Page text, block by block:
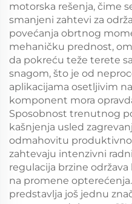
motorska rešenja, čime
smanjeni zahtevi za
povećanja obrtnog
mehaničku prednost,
da pokreću teže terete
snagom, što je od
aplikacijama osetljivim
komponent mora
Sposobnost trenutnog
kašnjenja usled
odmahovitu
zahtevaju intenzivni
regulacija brzine
na promene
predstavlja još jednu